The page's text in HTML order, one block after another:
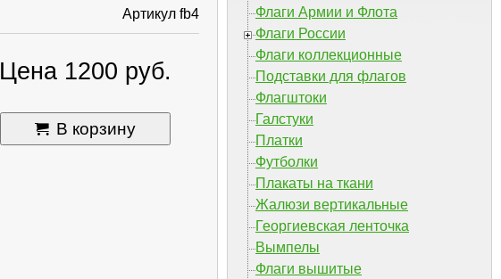
Артикул fb4
Цена 1200 руб.
В корзину
Флаги Армии и Флота
Флаги России
Флаги коллекционные
Подставки для флагов
Флагштоки
Галстуки
Платки
Футболки
Плакаты на ткани
Жалюзи вертикальные
Георгиевская ленточка
Вымпелы
Флаги вышитые